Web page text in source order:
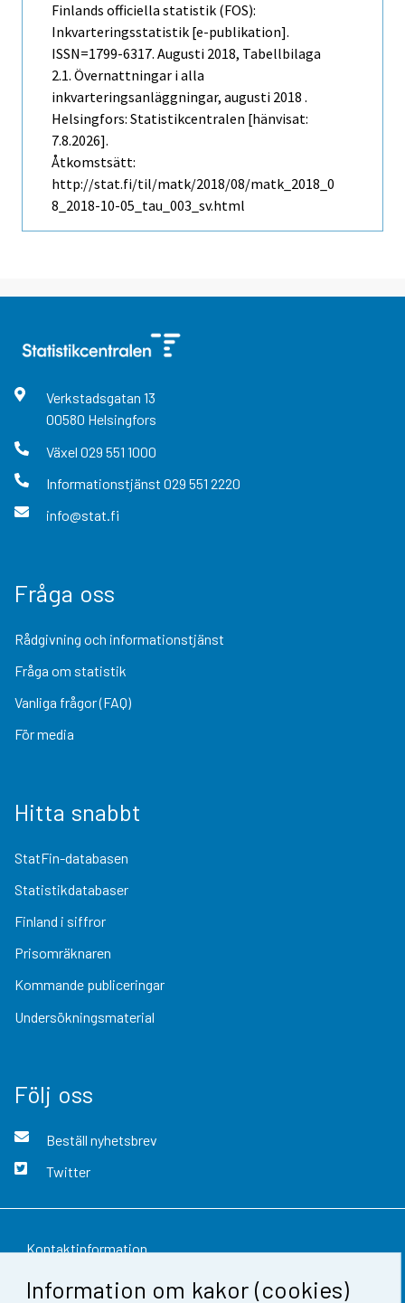
Information om kakor (cookies)
Finlands officiella statistik (FOS):
Inkvarteringsstatistik [e-publikation].
ISSN=1799-6317. Augusti 2018, Tabellbilaga
2.1. Övernattningar i alla
inkvarteringsanläggningar, augusti 2018 .
Helsingfors: Statistikcentralen [hänvisat:
7.8.2026].
Åtkomstsätt:
http://stat.fi/til/matk/2018/08/matk_2018_0
8_2018-10-05_tau_003_sv.html
Verkstadsgatan 13
00580 Helsingfors
Växel 029 551 1000
Informationstjänst 029 551 2220
info@stat.fi
Fråga oss
Rådgivning och informationstjänst
Fråga om statistik
Vanliga frågor (FAQ)
För media
Hitta snabbt
StatFin-databasen
Statistikdatabaser
Finland i siffror
Prisomräknaren
Kommande publiceringar
Undersökningsmaterial
Följ oss
Beställ nyhetsbrev
Twitter
Kontaktinformation
Respons